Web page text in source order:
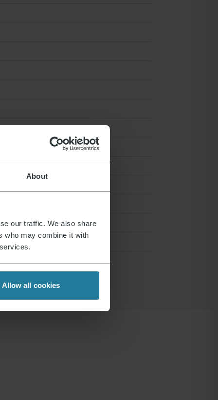
About
our traffic. We also share
who may combine it with
Allow all cookies